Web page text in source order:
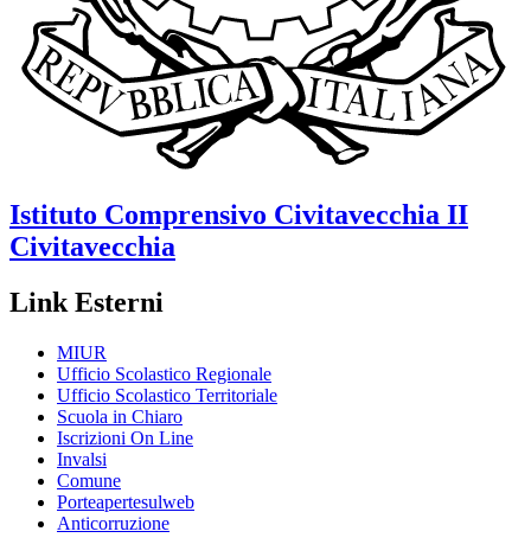
Istituto Comprensivo Civitavecchia II
Civitavecchia
Link Esterni
MIUR
Ufficio Scolastico Regionale
Ufficio Scolastico Territoriale
Scuola in Chiaro
Iscrizioni On Line
Invalsi
Comune
Porteapertesulweb
Anticorruzione